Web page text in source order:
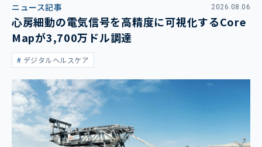
ニュース記事 2026.08.06
心房細動の電気信号を高精度に可視化するCore
Mapが3,700万ドル調達
デジタルヘルスケア